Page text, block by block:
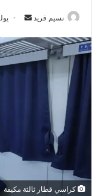
نسيم فريد
س
ل
ل
ت
يوليو
كراسي قطار ثالثة مكيفة